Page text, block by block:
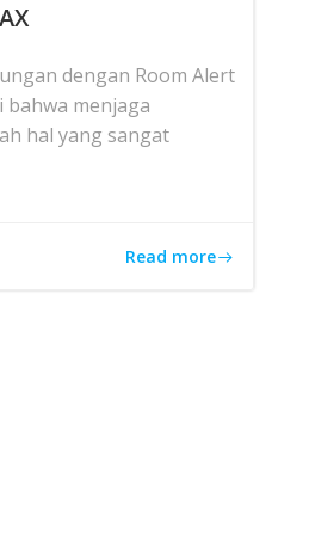
dengan Room Alert
bahwa menjaga
hal yang sangat
Read more